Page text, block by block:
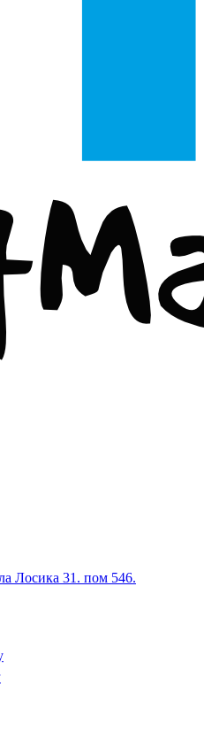
Лосика 31. пом 546.